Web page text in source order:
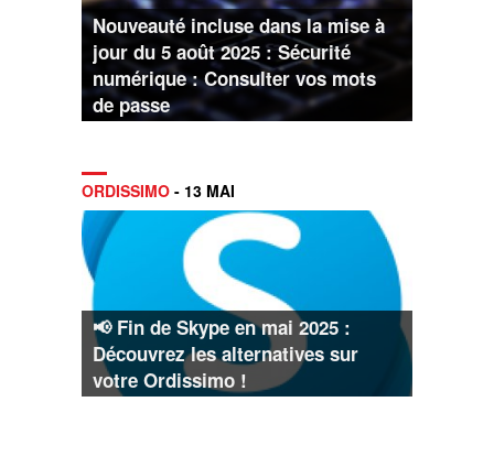
Nouveauté incluse dans la mise à
jour du 5 août 2025 : Sécurité
numérique : Consulter vos mots
de passe
ORDISSIMO - 13 MAI
📢 Fin de Skype en mai 2025 :
Découvrez les alternatives sur
votre Ordissimo !